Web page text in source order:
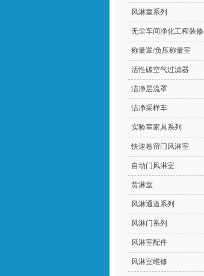
风淋室系列
无尘车间净化工程装修
称量罩/负压称量室
活性碳空气过滤器
洁净层流罩
洁净采样车
实验室家具系列
快速卷帘门风淋室
自动门风淋室
货淋室
风淋通道系列
风淋门系列
风淋室配件
风淋室维修